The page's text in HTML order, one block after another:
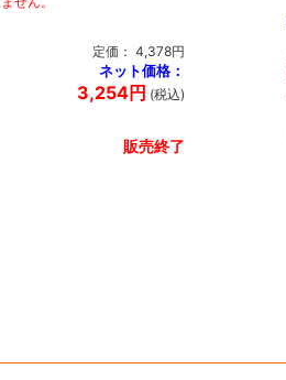
定価： 4,378円
ネット価格：
3,254円 (税込)
販売終了